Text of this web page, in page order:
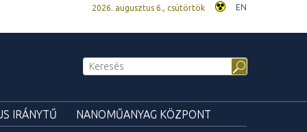
2026. augusztus 6., csütörtök EN
IRÁNYTŰ
NANOMŰANYAG KÖZPONT